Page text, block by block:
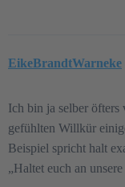
EikeBrandtWarneke
Ich bin ja selber öfters
gefühlten Willkür
Beispiel spricht halt
„Haltet euch an